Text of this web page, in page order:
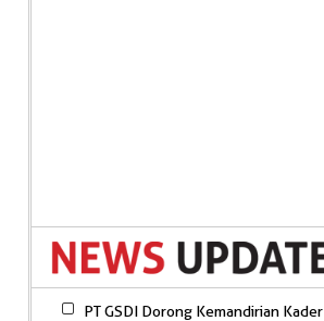
PT GSDI Dorong Kemandirian Kader